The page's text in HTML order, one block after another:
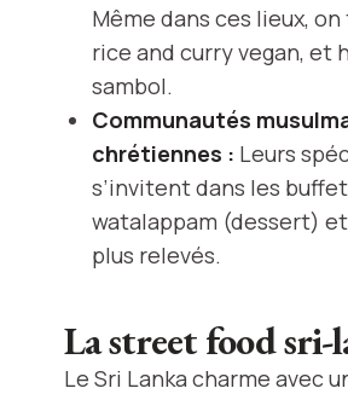
Même dans ces lieux,
rice and curry vegan, et
sambol.
Communautés
chrétiennes : Leurs
s’invitent dans les
watalappam (dessert)
plus relevés.
La street food sri-
Le Sri Lanka charme avec